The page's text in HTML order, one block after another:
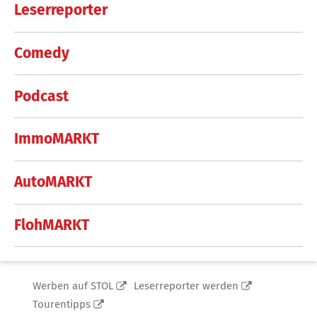
Leserreporter
Comedy
Podcast
ImmoMARKT
AutoMARKT
FlohMARKT
Werben auf STOL
Leserreporter werden
Tourentipps